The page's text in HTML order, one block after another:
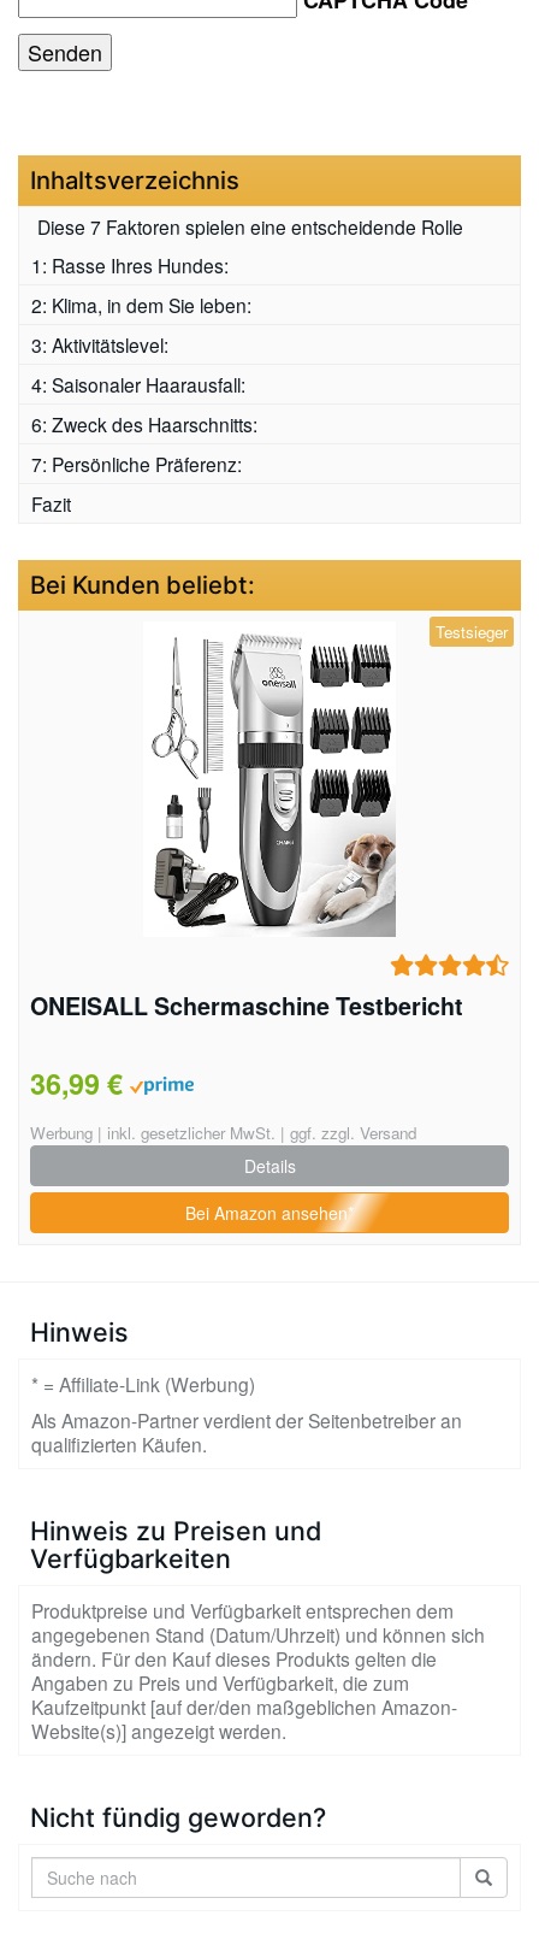
Inhaltsverzeichnis
Diese 7 Faktoren spielen eine entscheidende Rolle
1: Rasse Ihres Hundes:
2: Klima, in dem Sie leben:
3: Aktivitätslevel:
4: Saisonaler Haarausfall:
6: Zweck des Haarschnitts:
7: Persönliche Präferenz:
Fazit
Bei Kunden beliebt:
Testsieger
ONEISALL Schermaschine Testbericht
36,99 €
Werbung | inkl. gesetzlicher MwSt. | ggf. zzgl. Versand
Details
Bei Amazon ansehen*
Hinweis
* = Affiliate-Link (Werbung)
Als Amazon-Partner verdient der Seitenbetreiber an
qualifizierten Käufen.
Hinweis zu Preisen und
Verfügbarkeiten
Produktpreise und Verfügbarkeit entsprechen dem
angegebenen Stand (Datum/Uhrzeit) und können sich
ändern. Für den Kauf dieses Produkts gelten die
Angaben zu Preis und Verfügbarkeit, die zum
Kaufzeitpunkt [auf der/den maßgeblichen Amazon-
Website(s)] angezeigt werden.
Nicht fündig geworden?